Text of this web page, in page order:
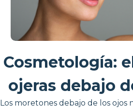
Cosmetología:
ojeras debajo
Los moretones debajo de los ojos